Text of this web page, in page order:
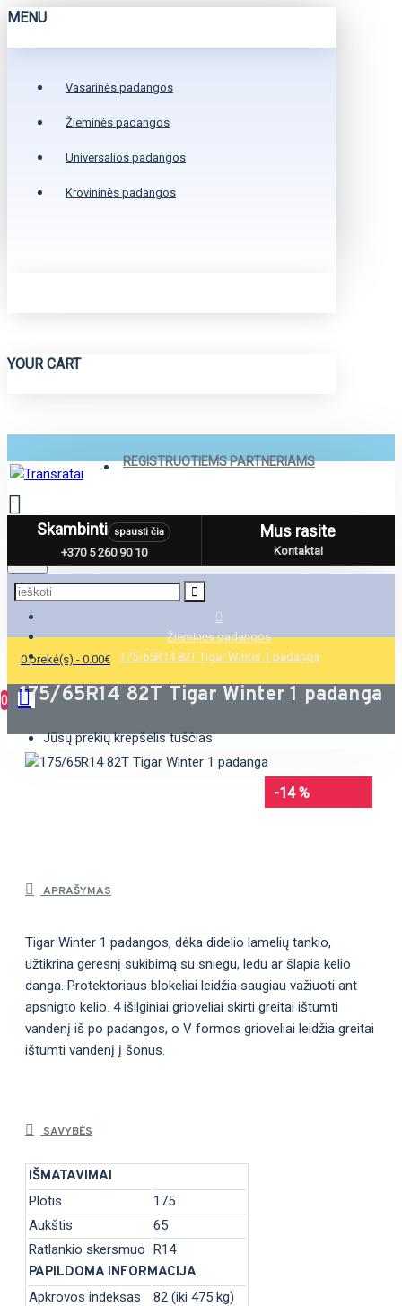
MENU
Vasarinės padangos
Žieminės padangos
Universalios padangos
Krovininės padangos
YOUR CART
REGISTRUOTIEMS PARTNERIAMS
Menu
0 prekė(s) - 0.00€
0
Jūsų prekių krepšelis tuščias
Skambinti spausti čia
+370 5 260 90 10
Mus rasite
Kontaktai
Žieminės padangos
175/65R14 82T Tigar Winter 1 padanga
175/65R14 82T Tigar Winter 1 padanga
-14 %
APRAŠYMAS
Tigar Winter 1 padangos, dėka didelio lamelių tankio,
užtikrina geresnį sukibimą su sniegu, ledu ar šlapia kelio
danga. Protektoriaus blokeliai leidžia saugiau važiuoti ant
apsnigto kelio. 4 išilginiai grioveliai skirti greitai ištumti
vandenį iš po padangos, o V formos grioveliai leidžia greitai
ištumti vandenį į šonus.
SAVYBĖS
IŠMATAVIMAI
Plotis
175
Aukštis
65
Ratlankio skersmuo R14
PAPILDOMA INFORMACIJA
Apkrovos indeksas
82 (iki 475 kg)